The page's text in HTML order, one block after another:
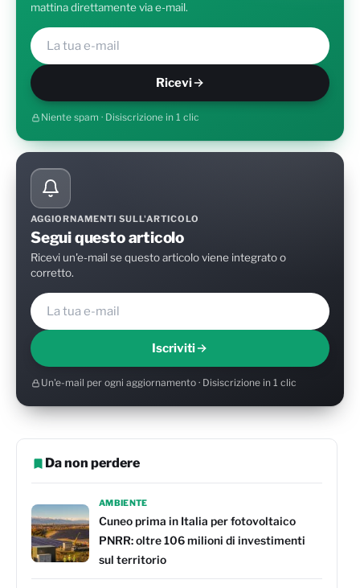
mattina direttamente via e-mail.
Ricevi
Niente spam · Disiscrizione in 1 clic
AGGIORNAMENTI SULL'ARTICOLO
Segui questo articolo
Ricevi un'e-mail se questo articolo viene integrato o
corretto.
Iscriviti
Un'e-mail per ogni aggiornamento · Disiscrizione in 1 clic
Da non perdere
AMBIENTE
Cuneo prima in Italia per fotovoltaico
PNRR: oltre 106 milioni di investimenti
sul territorio